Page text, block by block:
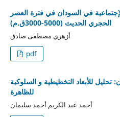
في السودان في فترة العصر
الحجري الحديث (5000-3000ق.م)
أزهري مصطفى صادق
pdf
للأبعاد التخطيطية و السلوكية
للظاهرة
أحمد عبد الكريم أحمد سليمان